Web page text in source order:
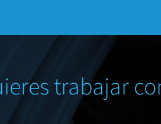
trabajar